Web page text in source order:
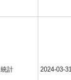
統計 2024-03-31